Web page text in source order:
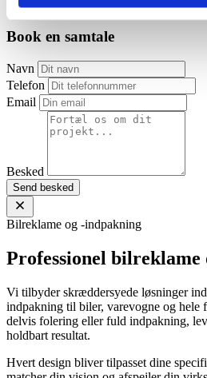
Facebook Instagram
Book en samtale
Navn
Telefon
Email
Besked
Send besked
Bilreklame og -indpakning
Professionel bilreklame
Vi tilbyder skræddersyede løsninger
indpakning til biler, varevogne og hele
delvis folering eller fuld indpakning,
holdbart resultat.
Hvert design bliver tilpasset dine